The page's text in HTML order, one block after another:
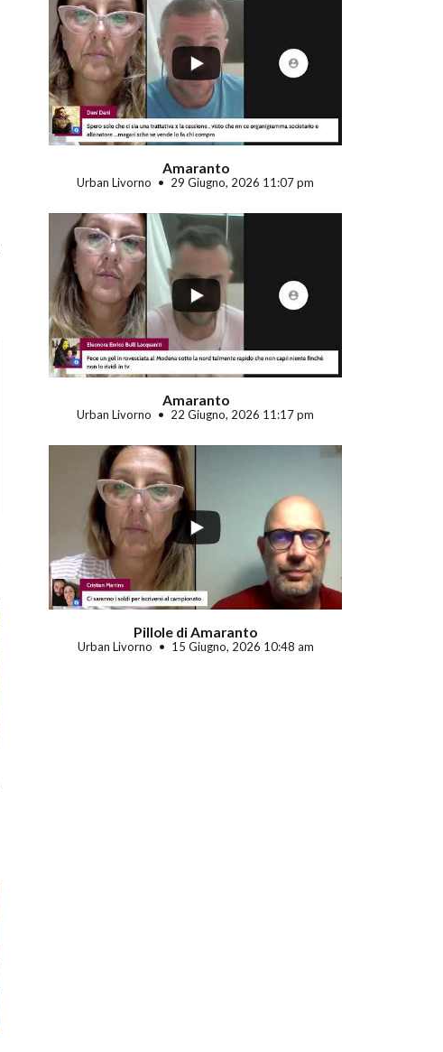
...
Amaranto
Urban Livorno 29 Giugno, 2026 11:07 pm
...
Amaranto
Urban Livorno 22 Giugno, 2026 11:17 pm
Pillole di Amaranto
Urban Livorno 15 Giugno, 2026 10:48 am